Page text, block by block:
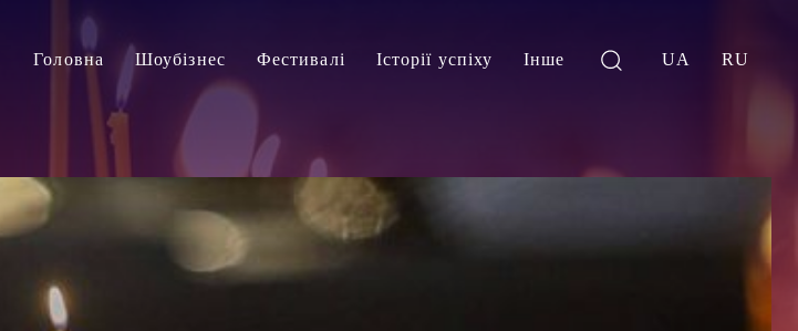
Головна Шоубізнес Фестивалі Історії успіху Інше UA RU